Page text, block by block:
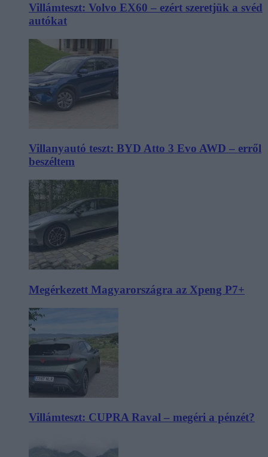
Villámteszt: Volvo EX60 – ezért szeretjük a svéd
autókat
Villanyautó teszt: BYD Atto 3 Evo AWD – erről
beszéltem
Megérkezett Magyarországra az Xpeng P7+
Villámteszt: CUPRA Raval – megéri a pénzét?